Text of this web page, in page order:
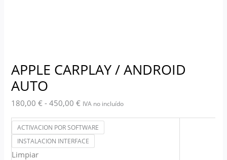
APPLE CARPLAY / ANDROID
AUTO
180,00€ - 450,00€ IVA no incluído
ACTIVACION POR SOFTWARE
INSTALACION INTERFACE
Limpiar